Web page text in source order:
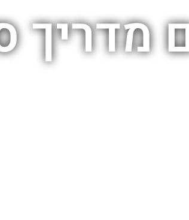
מדריך